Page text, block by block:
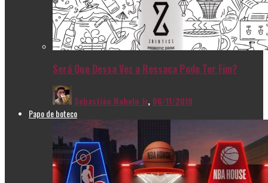
Será Que Dessa Vez a Ressaca Pode Ter Fim?
Sebastião Rabelo Jr, 06/11/2019
Papo de boteco